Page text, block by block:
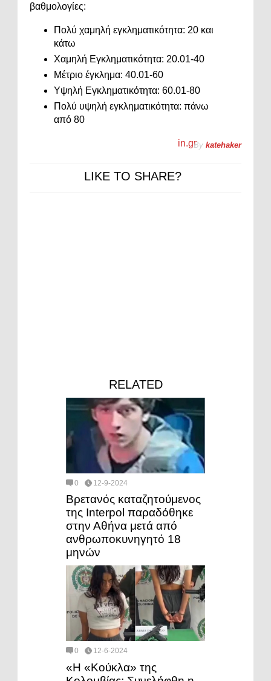
βαθμολογίες:
Πολύ χαμηλή εγκληματικότητα: 20 και
κάτω
Χαμηλή Εγκληματικότητα: 20.01-40
Μέτριο έγκλημα: 40.01-60
Υψηλή Εγκληματικότητα: 60.01-80
Πολύ υψηλή εγκληματικότητα: πάνω
από 80
in.grBy katehaker
LIKE TO SHARE?
RELATED
0 12-9-2024
Βρετανός καταζητούμενος
της Interpol παραδόθηκε
στην Αθήνα μετά από
ανθρωποκυνηγητό 18
μηνών
0 12-6-2024
«Η «Κούκλα» της